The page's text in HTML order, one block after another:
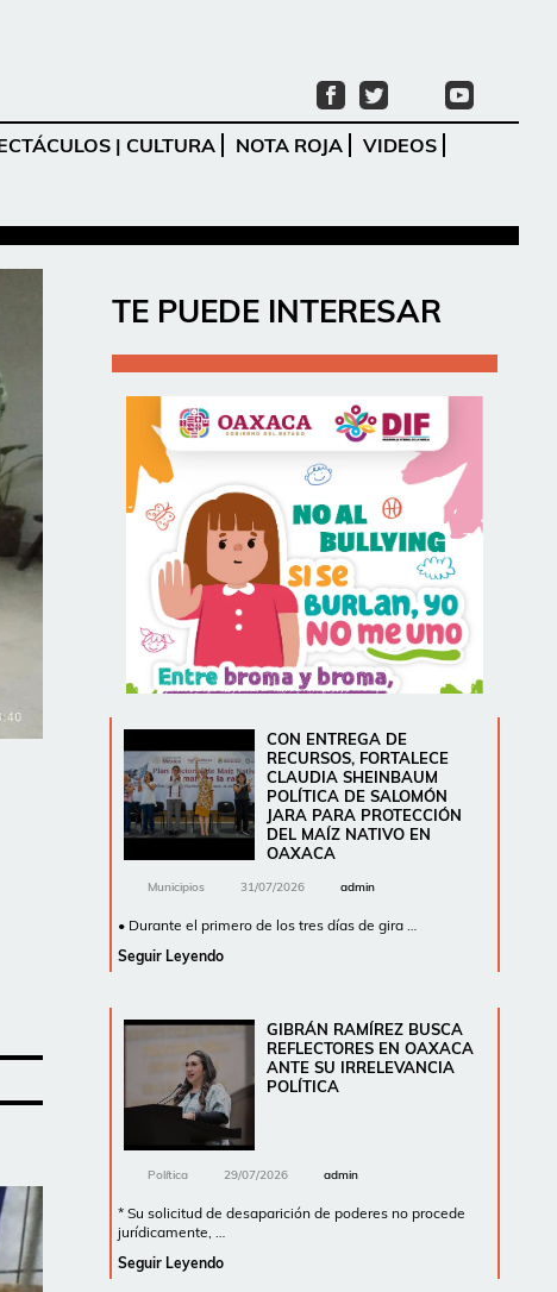
| CULTURA NOTA ROJA
VIDEOS
TE PUEDE INTERESAR
CON ENTREGA DE
RECURSOS, FORTALECE
CLAUDIA SHEINBAUM
POLÍTICA DE SALOMÓN
JARA PARA PROTECCIÓN
DEL MAÍZ NATIVO EN
OAXACA
Municipios 31/07/2026 admin
• Durante el primero de los tres días de gira …
Seguir Leyendo
GIBRÁN RAMÍREZ BUSCA
REFLECTORES EN OAXACA
ANTE SU IRRELEVANCIA
POLÍTICA
Política 29/07/2026 admin
* Su solicitud de desaparición de poderes no procede
jurídicamente, …
Seguir Leyendo